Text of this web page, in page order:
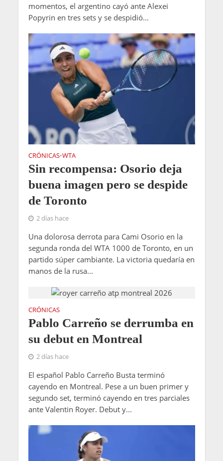
momentos, el argentino cayó ante Alexei
Popyrin en tres sets y se despidió...
CRÓNICAS•WTA
Sin recompensa: Osorio deja
buena imagen pero se despide
de Toronto
2 días hace
Una dolorosa derrota para Cami Osorio en la
segunda ronda del WTA 1000 de Toronto, en un
partido súper cambiante. La victoria quedaría en
manos de la rusa...
CRÓNICAS
Pablo Carreño se derrumba en
su debut en Montreal
2 días hace
El español Pablo Carreño Busta terminó
cayendo en Montreal. Pese a un buen primer y
segundo set, terminó cayendo en tres parciales
ante Valentin Royer. Debut y...